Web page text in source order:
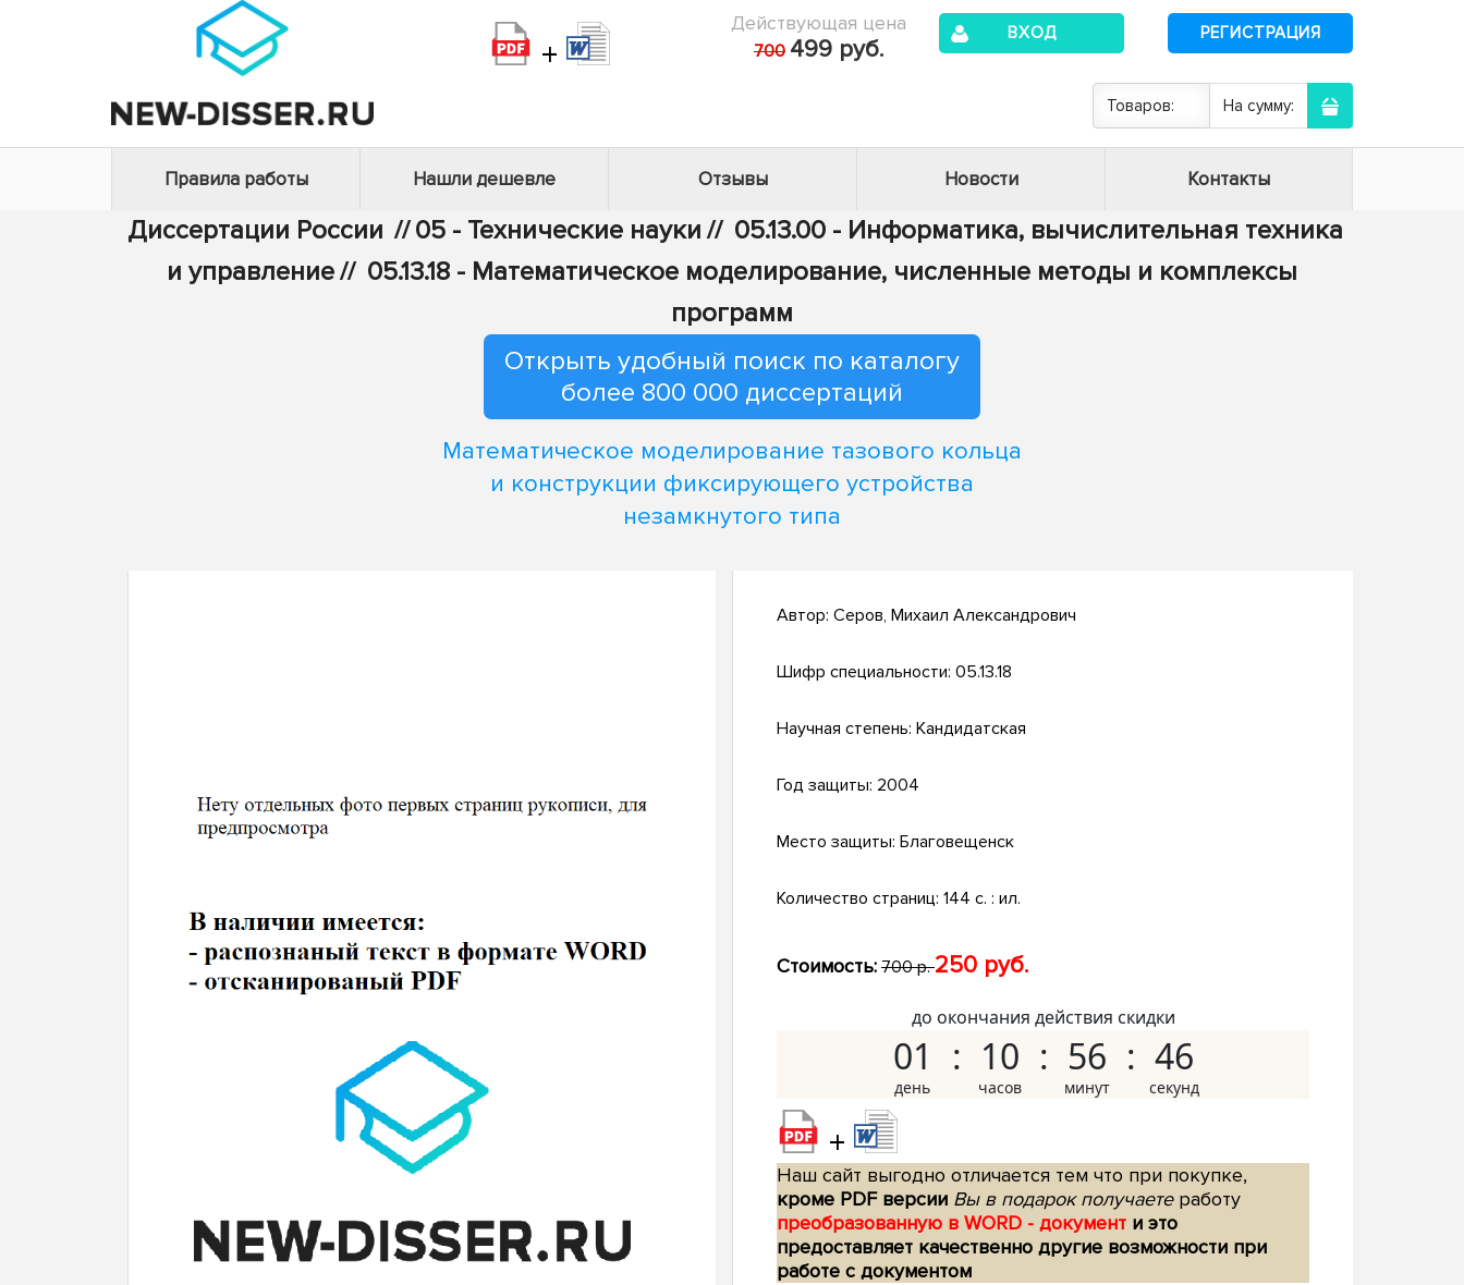
+
Действующая цена
700 499 руб.
ВХОД РЕГИСТРАЦИЯ
Товаров: На сумму:
Правила работы Нашли дешевле Отзывы Новости Контакты
Диссертации России // 05 - Технические науки // 05.13.00 - Информатика, вычислительная техника
и управление// 05.13.18 - Математическое моделирование, численные методы и комплексы
программ
Открыть удобный поиск по каталогу
более 800 000 диссертаций
Математическое моделирование тазового кольца
и конструкции фиксирующего устройства
незамкнутого типа
Автор: Серов, Михаил Александрович
Шифр специальности: 05.13.18
Научная степень: Кандидатская
Год защиты: 2004
Место защиты: Благовещенск
Количество страниц: 144 с. : ил.
Стоимость: 700 р.250 руб.
до окончания действия скидки
01 10 56 45
+
Наш сайт выгодно отличается тем что при покупке,
кроме PDF версии Вы в подарок получаетеработу
преобразованную в WORD - документ и это
предоставляет качественно другие возможности при
работе с документом